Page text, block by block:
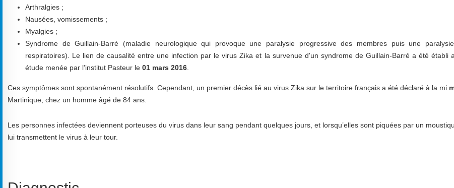
Arthralgies ;
Nausées, vomissements ;
Myalgies ;
Syndrome de Guillain-Barré (maladie neurologique qui provoque une paralysie progressive des membres puis une
respiratoires). Le lien de causalité entre une infection par le virus Zika et la survenue d'un syndrome de Guillain-Barré a été établi
étude menée par l'institut Pasteur le 01 mars 2016.
Ces symptômes sont spontanément résolutifs. Cependant, un premier décès lié au virus Zika sur le territoire français a été déclaré à la mi
Martinique, chez un homme âgé de 84 ans.
Les personnes infectées deviennent porteuses du virus dans leur sang pendant quelques jours, et lorsqu’elles sont piquées par un
lui transmettent le virus à leur tour.